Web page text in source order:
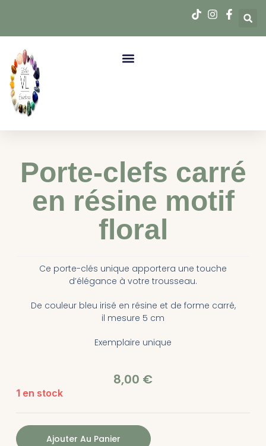
Porte-clefs carré
en résine motif
floral
Ce porte-clés unique apportera une touche
d’élégance à votre trousseau.
De couleur bleu irisé en résine et de forme carré,
il mesure 5 cm
Exemplaire unique
8,00 €
1 en stock
Ajouter Au Panier